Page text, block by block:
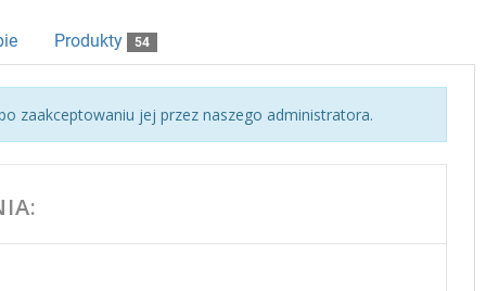
Produkty 54
zaakceptowaniu jej przez naszego administratora.